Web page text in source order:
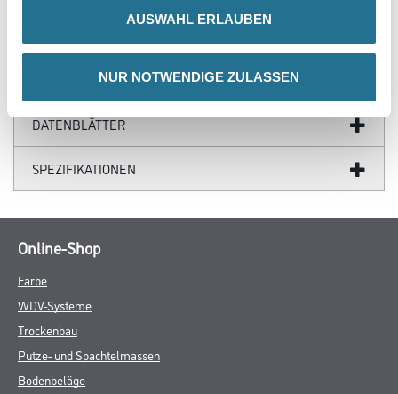
AUSWAHL ERLAUBEN
NUR NOTWENDIGE ZULASSEN
GEFAHRENHINWEISE
DATENBLÄTTER
SPEZIFIKATIONEN
Online-Shop
Farbe
WDV-Systeme
Trockenbau
Putze- und Spachtelmassen
Bodenbeläge